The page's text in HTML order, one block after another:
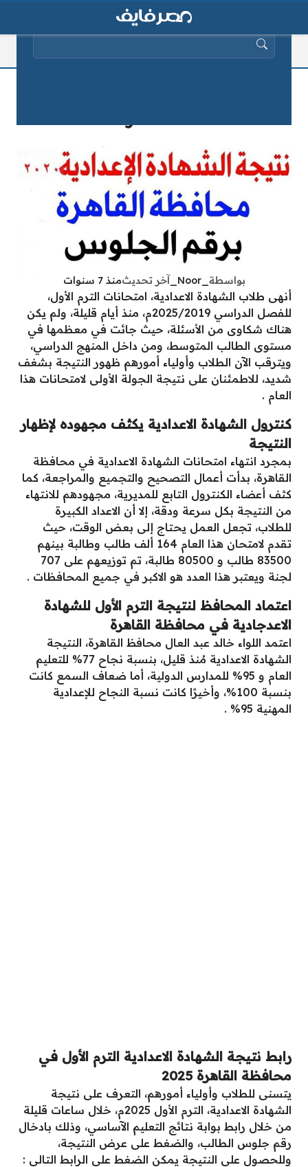
بواسطة _Noor_ آخر تحديثمنذ 7 سنوات
أنهى طلاب الشهادة الاعدادية، امتحانات الترم الأول،
للفصل الدراسي 2025/2019م، منذ أيام قليلة، ولم يكن
هناك شكاوى من الأسئلة، حيث جائت في معظمها في
مستوى الطالب المتوسط، ومن داخل المنهج الدراسي،
ويترقب الآن الطلاب وأولياء أمورهم ظهور النتيجة بشغف
شديد، للاطمئنان على نتيجة الجولة الأولى لامتحانات هذا
العام .
كنترول الشهادة الاعدادية يكثف مجهوده لإظهار
النتيجة
بمجرد انتهاء امتحانات الشهادة الاعدادية في محافظة
القاهرة، بدأت أعمال التصحيح والتجميع والمراجعة، كما
كثف أعضاء الكنترول التابع للمديرية، مجهودهم للانتهاء
من النتيجة بكل سرعة ودقة، إلا أن الاعداد الكبيرة
للطلاب، تجعل العمل يحتاج إلى بعض الوقت، حيث
تقدم لامتحان هذا العام 164 ألف طالب وطالبة بينهم
83500 طالب و 80500 طالبة، تم توزيعهم على 707
لجنة ويعتبر هذا العدد هو الاكبر في جميع المحافظات .
اعتماد المحافظ لنتيجة الترم الأول للشهادة
الاعدجادية في محافظة القاهرة
اعتمد اللواء خالد عبد العال محافظ القاهرة، النتيجة
الشهادة الاعدادية مُنذ قليل، بنسبة نجاح 77% للتعليم
العام و 95% للمدارس الدولية، أما ضعاف السمع كانت
بنسبة 100%، وأخيرًا كانت نسبة النجاح للإعدادية
المهنية 95% .
رابط نتيجة الشهادة الاعدادية الترم الأول في
محافظة القاهرة 2025
يتسنى للطلاب وأولياء أمورهم، التعرف على نتيجة
الشهادة الاعدادية، الترم الأول 2025م، خلال ساعات قليلة
من خلال رابط بوابة نتائج التعليم الآساسي، وذلك بادخال
رقم جلوس الطالب، والضغط على عرض النتيجة،
وللحصول على النتيجة يمكن الضغط على الرابط التالي :
البحث عن: